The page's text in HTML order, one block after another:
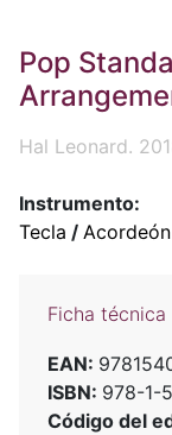
Pop
Hal Leonard.
Instrumento:
Tecla / Acordeón
Ficha técnica
EAN:
ISBN: 978-1-
Código del